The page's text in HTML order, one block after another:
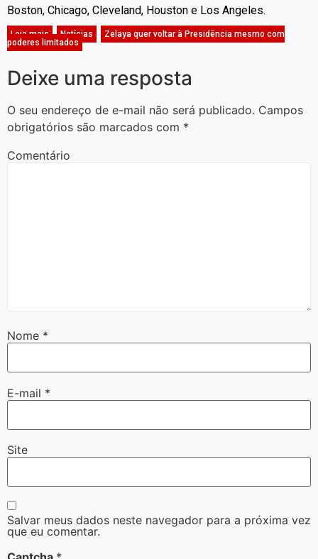
Boston, Chicago, Cleveland, Houston e Los Angeles.
Leia mais , Notícias
Zelaya quer voltar à Presidência mesmo com
poderes limitados
Deixe uma resposta
O seu endereço de e-mail não será publicado. Campos
obrigatórios são marcados com *
Comentário
Nome *
E-mail *
Site
Salvar meus dados neste navegador para a próxima vez
que eu comentar.